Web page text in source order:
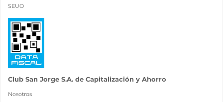
SEUO
Club San Jorge S.A. de Capitalización y Ahorro
Nosotros